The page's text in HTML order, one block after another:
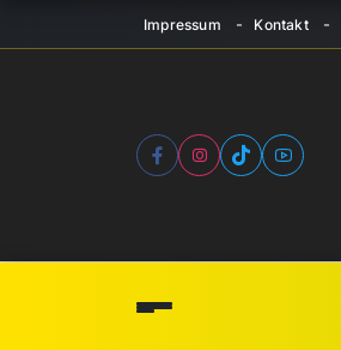
Impressum Kontakt